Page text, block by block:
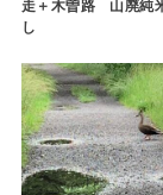
走＋木曽路 山廃純
し